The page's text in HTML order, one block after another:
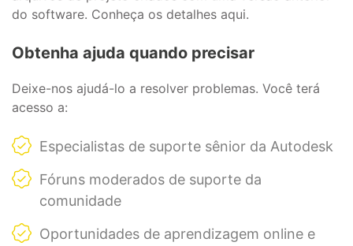
do software. Conheça os detalhes aqui.
Obtenha ajuda quando precisar
Deixe-nos ajudá-lo a resolver problemas. Você terá
acesso a:
Especialistas de suporte sênior da Autodesk
Fóruns moderados de suporte da
comunidade
Oportunidades de aprendizagem online e